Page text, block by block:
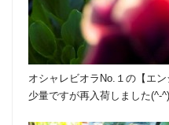
オシャレビオラNo.１の【エン
少量ですが再入荷しました(^-